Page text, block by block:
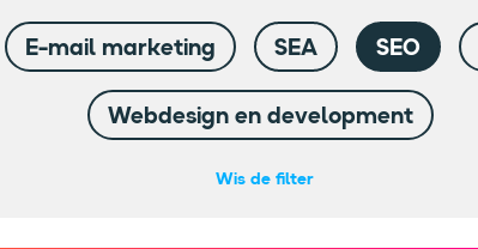
E-mail marketing SEA SEO
Webdesign en development
Wis de filter